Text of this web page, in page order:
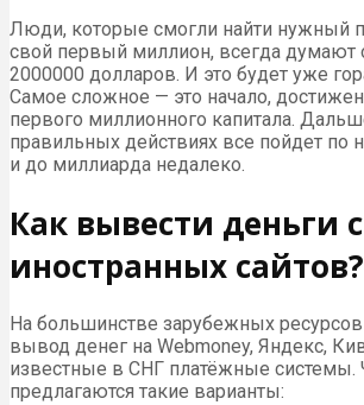
Люди, которые смогли найти нужный
свой первый миллион, всегда думают
2000000 долларов. И это будет уже
Самое сложное — это начало,
первого миллионного капитала.
правильных действиях все пойдет по
и до миллиарда недалеко.
Как вывести деньги с
иностранных сайтов?
На большинстве зарубежных ресурсов
вывод денег на Webmoney, Яндекс,
известные в СНГ платёжные системы.
предлагаются такие варианты: